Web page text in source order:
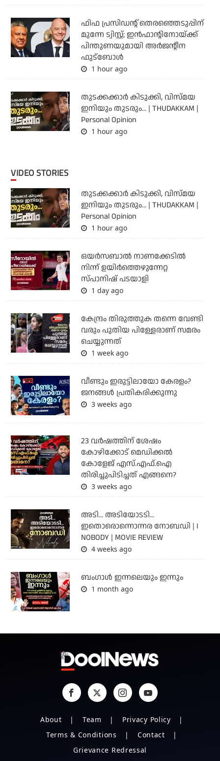
ഫിഫ പ്രസിഡന്റ് തെരഞ്ഞെടുപ്പിന്
മുന്നേ ട്വിസ്റ്റ്; ഇന്‍ഫാന്റിനോയ്ക്ക്
പിന്തുണയുമായി അര്‍ജന്റീന
ഫുട്‌ബോള്‍
1 hour ago
തുടക്കക്കാര്‍ കിടുക്കി, വിസ്മയ
ഇനിയും തുടരും... | THUDAKKAM |
Personal Opinion
1 hour ago
VIDEO STORIES
തുടക്കക്കാര്‍ കിടുക്കി, വിസ്മയ
ഇനിയും തുടരും... | THUDAKKAM |
Personal Opinion
1 hour ago
ഒയര്‍സബാൽ നാണക്കേടിൽ
നിന്ന് ഉയിർത്തെഴുന്നേറ്റ
സ്പാനിഷ് പടയാളി
1 day ago
കേന്ദ്രം തിരുത്തുക തന്നെ വേണ്ടി
വരും പുതിയ പിള്ളേരാണ് സമരം
ചെയ്യുന്നത്
1 week ago
വീണ്ടും ഇരുട്ടിലായോ കേരളം?
ജനങ്ങൾ പ്രതികരിക്കുന്നു
3 weeks ago
23 വർഷത്തിന് ശേഷം
കോഴിക്കോട് മെഡിക്കൽ
കോളേജ് എസ്.എഫ്.ഐ
തിരിച്ചുപിടിച്ചത് എങ്ങനെ?
3 weeks ago
അടി... അടിയോടടി...
ഇതൊരൊന്നൊന്നര നോബഡി | I
NOBODY | MOVIE REVIEW
4 weeks ago
ബംഗാള്‍ ഇന്നലെയും ഇന്നും
1 month ago
About Team
Privacy Policy
Terms & Conditions
Contact
Grievance Redressal